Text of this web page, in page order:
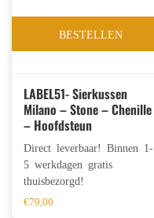
BESTELLEN
LABEL51- Sierkussen
Milano – Stone – Chenille
– Hoofdsteun
Direct leverbaar! Binnen 1-
5 werkdagen gratis
thuisbezorgd!
€79,00